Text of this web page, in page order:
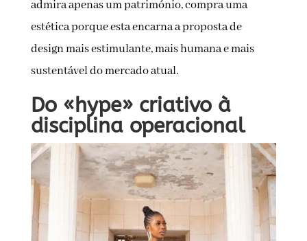
admira apenas um património, compra uma
estética porque esta encarna a proposta de
design mais estimulante, mais humana e mais
sustentável do mercado atual.
Do «hype» criativo à
disciplina operacional